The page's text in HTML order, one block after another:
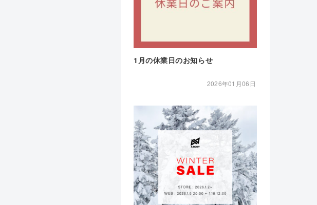
1月の休業日のお知らせ
2026年01月06日